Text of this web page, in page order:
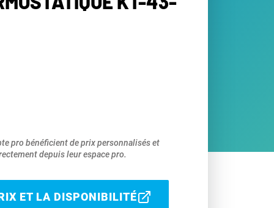
pro bénéficient de prix personnalisés et
depuis leur espace pro.
ET LA DISPONIBILITÉ